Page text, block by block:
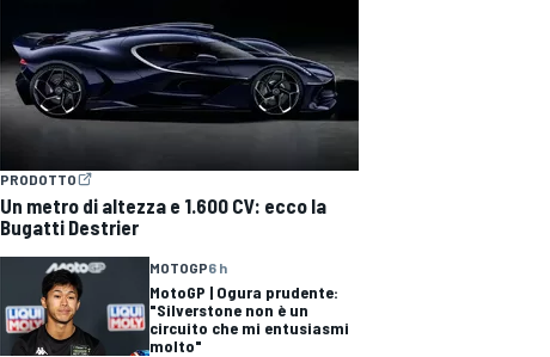
PRODOTTO
Un metro di altezza e 1.600 CV: ecco la
Bugatti Destrier
MOTOGP6 h
MotoGP | Ogura prudente:
"Silverstone non è un
circuito che mi entusiasmi
molto"